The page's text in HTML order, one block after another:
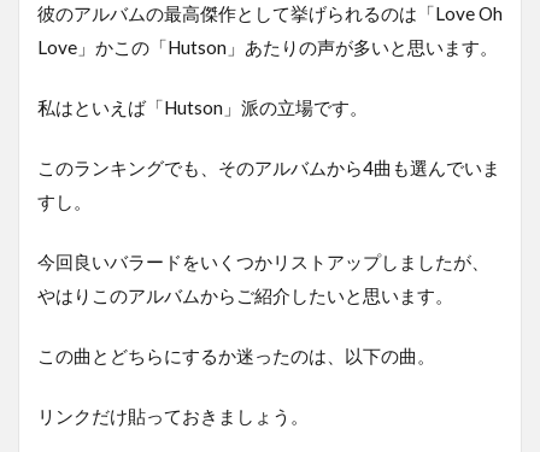
彼のアルバムの最高傑作として挙げられるのは「Love Oh
Love」かこの「Hutson」あたりの声が多いと思います。
私はといえば「Hutson」派の立場です。
このランキングでも、そのアルバムから4曲も選んでいま
すし。
今回良いバラードをいくつかリストアップしましたが、
やはりこのアルバムからご紹介したいと思います。
この曲とどちらにするか迷ったのは、以下の曲。
リンクだけ貼っておきましょう。